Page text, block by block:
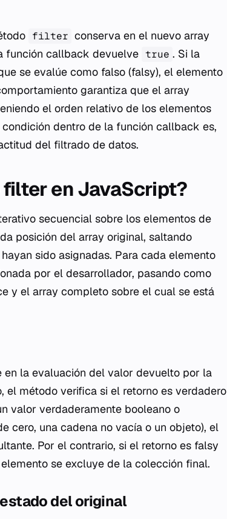
filter conserva en el nuevo array
función callback devuelve true . Si la
se evalúe como falso (falsy), el elemento
garantiza que el array
el orden relativo de los elementos
dentro de la función callback es,
del filtrado de datos.
en JavaScript?
secuencial sobre los elementos de
posición del array original, saltando
sido asignadas. Para cada elemento
por el desarrollador, pasando como
y el array completo sobre el cual se está
en la evaluación del valor devuelto por la
el método verifica si el retorno es verdadero
valor verdaderamente booleano o
cero, una cadena no vacía o un objeto), el
Por el contrario, si el retorno es falsy
se excluye de la colección final.
del original